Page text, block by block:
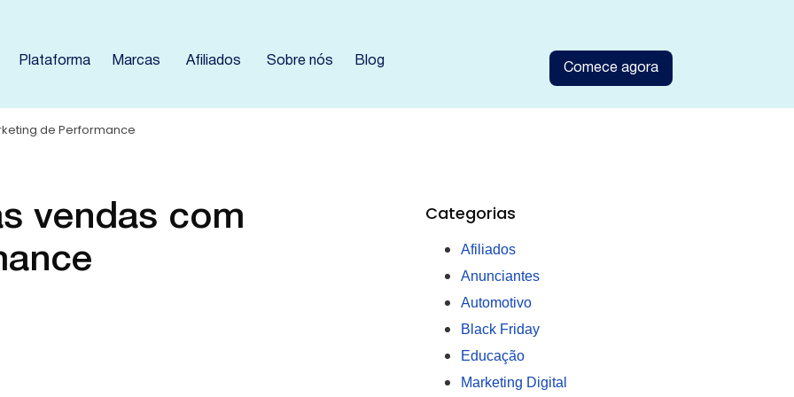
Plataforma Marcas Afiliados Sobre nós Blog
Comece agora
de Performance
vendas com
Categorias
Afiliados
Anunciantes
Automotivo
Black Friday
Educação
Marketing Digital